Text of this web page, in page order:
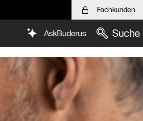
Fachkunden
AskBuderus Suche